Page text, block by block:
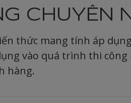
CHUYÊN
thức mang tính áp
vào quá trình thi
hàng.